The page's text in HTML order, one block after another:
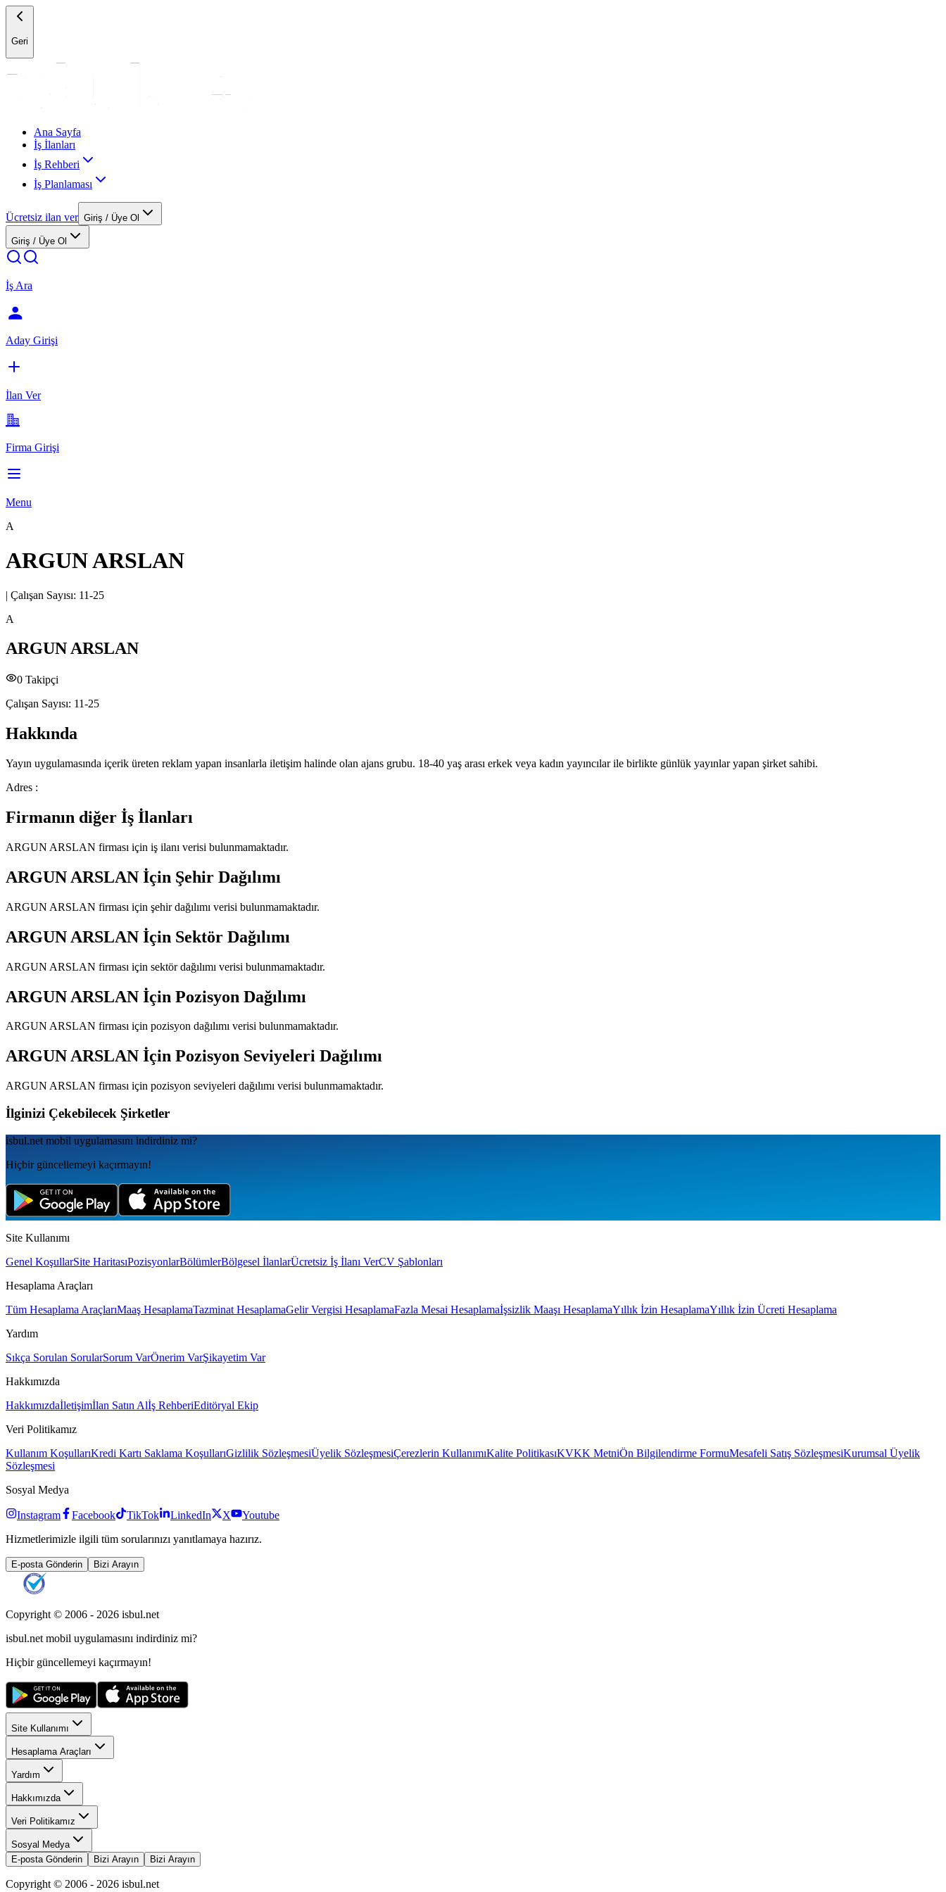
Geri
Ana Sayfa
İş İlanları
İş Rehberi
İş Planlaması
Ücretsiz ilan ver Giriş / Üye Ol
Giriş / Üye Ol
İş Ara
Aday Girişi
İlan Ver
Firma Girişi
Menu
A
ARGUN ARSLAN
| Çalışan Sayısı: 11-25
A
ARGUN ARSLAN
0 Takipçi
Çalışan Sayısı: 11-25
Hakkında
Yayın uygulamasında içerik üreten reklam yapan insanlarla iletişim halinde olan ajans grubu. 18-40 yaş arası erkek veya kadın yayıncılar ile birlikte günlük yayınlar yapan şirket sahibi.
Adres :
Firmanın diğer İş İlanları
ARGUN ARSLAN firması için iş ilanı verisi bulunmamaktadır.
ARGUN ARSLAN İçin Şehir Dağılımı
ARGUN ARSLAN firması için şehir dağılımı verisi bulunmamaktadır.
ARGUN ARSLAN İçin Sektör Dağılımı
ARGUN ARSLAN firması için sektör dağılımı verisi bulunmamaktadır.
ARGUN ARSLAN İçin Pozisyon Dağılımı
ARGUN ARSLAN firması için pozisyon dağılımı verisi bulunmamaktadır.
ARGUN ARSLAN İçin Pozisyon Seviyeleri Dağılımı
ARGUN ARSLAN firması için pozisyon seviyeleri dağılımı verisi bulunmamaktadır.
İlginizi Çekebilecek Şirketler
isbul.net mobil uygulamаsını indirdiniz mi?
Hiçbir güncellemeyi kaçırmayın!
Site Kullanımı
Genel KoşullarSite HaritasıPozisyonlarBölümlerBölgesel İlanlarÜcretsiz İş İlanı VerCV Şablonları
Hesaplama Araçları
Tüm Hesaplama AraçlarıMaaş HesaplamaTazminat HesaplamaGelir Vergisi HesaplamaFazla Mesai Hesaplamaİşsizlik Maaşı HesaplamaYıllık İzin HesaplamaYıllık İzin Ücreti Hesaplama
Yardım
Sıkça Sorulan SorularSorum VarÖnerim VarŞikayetim Var
Hakkımızda
Hakkımızdaİletişimİlan Satın Alİş RehberiEditöryal Ekip
Veri Politikamız
Kullanım KoşullarıKredi Kartı Saklama KoşullarıGizlilik SözleşmesiÜyelik SözleşmesiÇerezlerin KullanımıKalite PolitikasıKVKK MetniÖn Bilgilendirme FormuMesafeli Satış SözleşmesiKurumsal Üyelik
Sözleşmesi
Sosyal Medya
Instagram Facebook TikTok LinkedIn X
Youtube
Hizmetlerimizle ilgili tüm sorularınızı yanıtlamaya hazırız.
E-posta Gönderin Bizi Arayın
Copyright © 2006 - 2026 isbul.net
isbul.net mobil uygulamasını indirdiniz mi?
Hiçbir güncellemeyi kaçırmayın!
Site Kullanımı
Hesaplama Araçları
Yardım
Hakkımızda
Veri Politikamız
Sosyal Medya
E-posta Gönderin
Bizi Arayın Bizi Arayın
Copyright © 2006 - 2026 isbul.net